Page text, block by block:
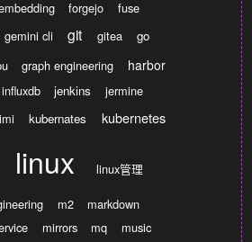
forgejo
fuse
gemini cli git gitea go
graph engineering harbor
influxdb jenkins
jermine
kubernates kubernetes
linux linux管理
m2
markdown
mirrors mq
music